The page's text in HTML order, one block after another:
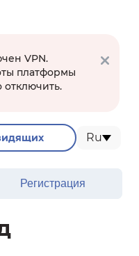
Ru
VPN.
платформы
Регистрация